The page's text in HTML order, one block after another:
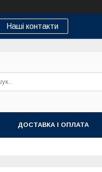
Наші контакти
ДОСТАВКА І ОПЛАТА